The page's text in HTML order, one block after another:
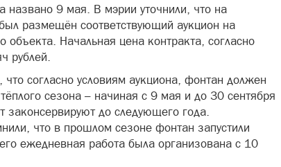
названо 9 мая. В мэрии уточнили, что на
размещён соответствующий аукцион на
объекта. Начальная цена контракта, согласно
рублей.
согласно условиям аукциона, фонтан должен
сезона – начиная с 9 мая и до 30 сентября
законсервируют до следующего года.
что в прошлом сезоне фонтан запустили
ежедневная работа была организована с 10